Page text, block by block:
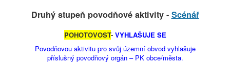
Druhý stupeň povodňové aktivity - Scénář
POHOTOVOST- VYHLAŠUJE SE
Povodňovou aktivitu pro svůj územní obvod vyhlašuje
příslušný povodňový orgán – PK obce/města.